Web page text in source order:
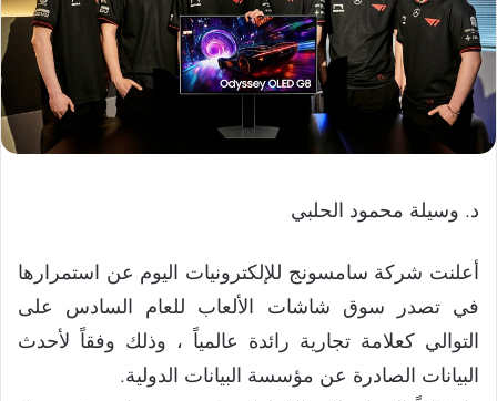
د. وسيلة محمود الحلبي
أعلنت شركة سامسونج للإلكترونيات اليوم عن استمرارها
في تصدر سوق شاشات الألعاب للعام السادس على
التوالي كعلامة تجارية رائدة عالمياً ، وذلك وفقاً لأحدث
البيانات الصادرة عن مؤسسة البيانات الدولية.